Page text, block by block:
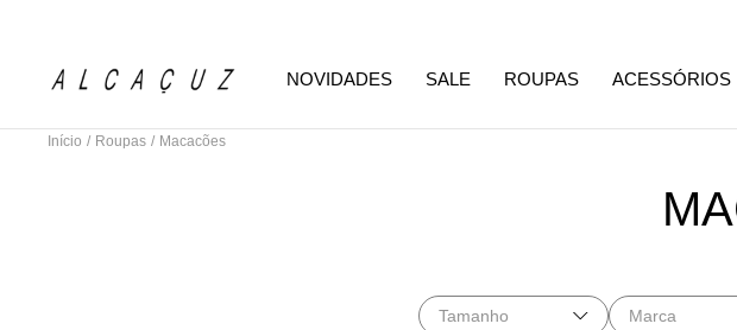
NOVIDADES SALE ROUPAS ACESSÓRIOS
Início / Roupas / Macacões
Tamanho Marca